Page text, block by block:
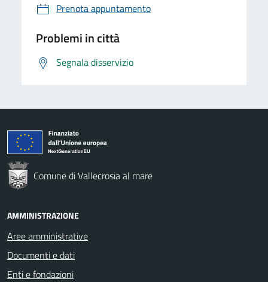
Prenota appuntamento
Problemi in città
Segnala disservizio
Comune di Vallecrosia al mare
AMMINISTRAZIONE
Aree amministrative
Documenti e dati
Enti e fondazioni